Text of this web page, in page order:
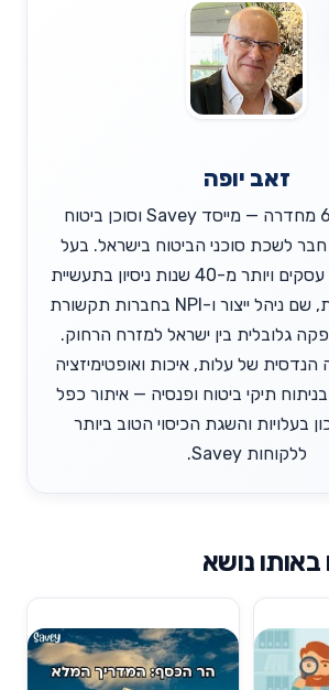
זאב יופה
זאב יופה, בן 63 מחדרה — מייסד Savey וסוכן ביטוח
חבר לשכת סוכני הביטוח בישראל. בעל
תואר שני במנהל עסקים ויותר מ-40 שנות ניסיון בתעשיית
ההייטק הישראלית, שם ניהל ייצור ו-NPI בחברות תקשורת
גלובלית בין ישראל למזרח הרחוק.
של עלות, איכות ואופטימיזציה
תיקי ביטוח ופנסיה — איתור כפל
בעלויות והשגת הכיסוי הטוב ביותר
ללקוחות Savey.
באותו נושא